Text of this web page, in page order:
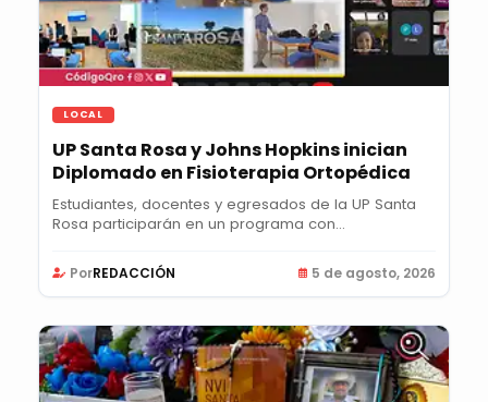
LOCAL
UP Santa Rosa y Johns Hopkins inician
Diplomado en Fisioterapia Ortopédica
Estudiantes, docentes y egresados de la UP Santa
Rosa participarán en un programa con
PorREDACCIÓN 5 de agosto, 2026